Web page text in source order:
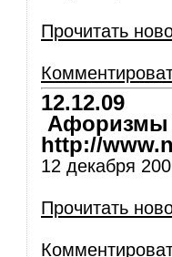
Прочитать
12.12.09
Афоризмы
http://
12 декабря
Прочитать